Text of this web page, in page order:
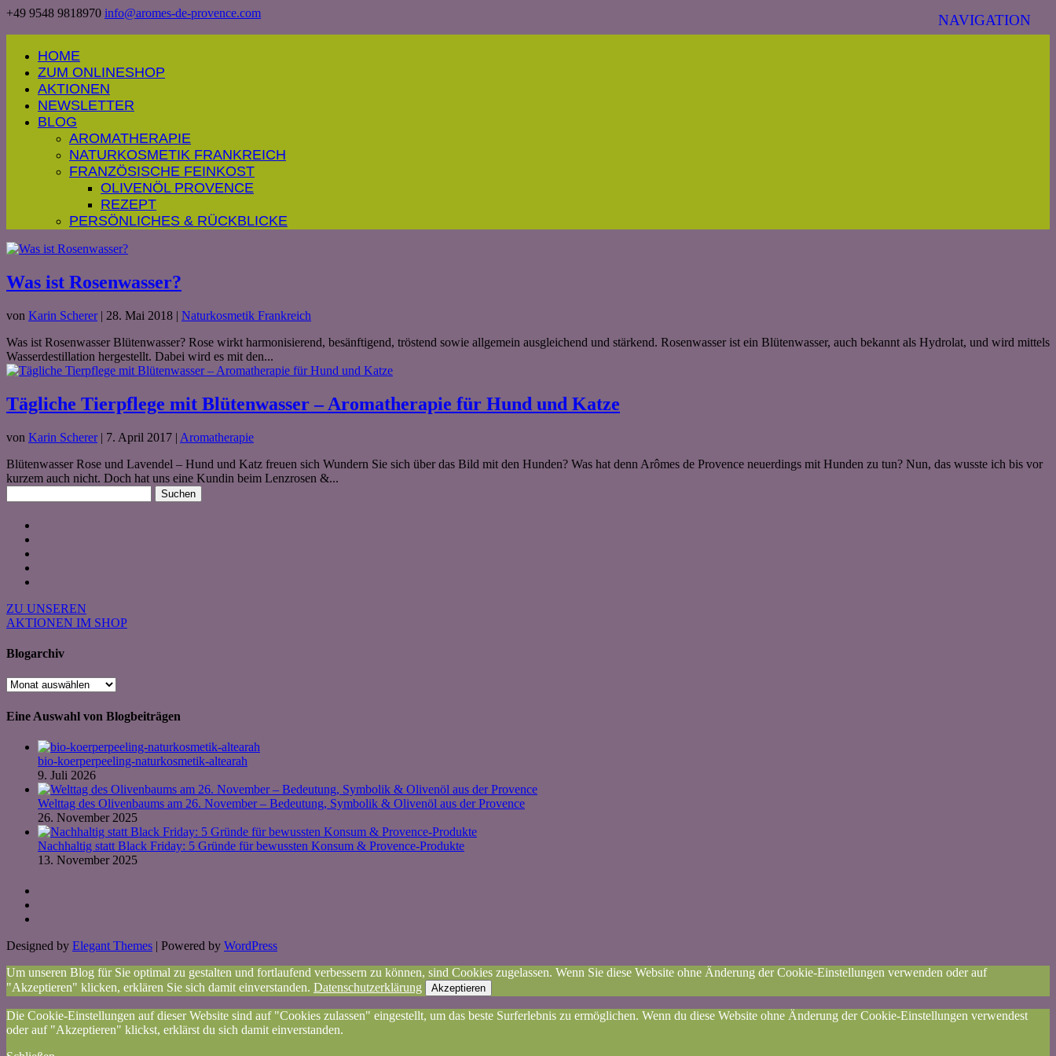
+49 9548 9818970 info@aromes-de-provence.com
HOME
ZUM ONLINESHOP
AKTIONEN
NEWSLETTER
BLOG
AROMATHERAPIE
NATURKOSMETIK FRANKREICH
FRANZÖSISCHE FEINKOST
OLIVENÖL PROVENCE
REZEPT
PERSÖNLICHES & RÜCKBLICKE
Was ist Rosenwasser?
von Karin Scherer| 28. Mai 2018 | Naturkosmetik Frankreich
Was ist Rosenwasser Blütenwasser? Rose wirkt harmonisierend, besänftigend, tröstend sowie allgemein ausgleichend und stärkend. Rosenwasser ist ein Blütenwasser, auch bekannt als Hydrolat, und wird mittels
Wasserdestillation hergestellt. Dabei wird es mit den...
Tägliche Tierpflege mit Blütenwasser – Aromatherapie für Hund und Katze
von Karin Scherer| 7. April 2017 | Aromatherapie
Blütenwasser Rose und Lavendel – Hund und Katz freuen sich Wundern Sie sich über das Bild mit den Hunden? Was hat denn Arômes de Provence neuerdings mit Hunden zu tun? Nun, das wusste ich bis vor
kurzem auch nicht. Doch hat uns eine Kundin beim Lenzrosen &...
nach:
ZU UNSEREN
AKTIONEN IM SHOP
Blogarchiv
Blogarchiv
Eine Auswahl von Blogbeiträgen
bio-koerperpeeling-naturkosmetik-altearah
9. Juli 2026
Welttag des Olivenbaums am 26. November – Bedeutung, Symbolik & Olivenöl aus der Provence
26. November 2025
Nachhaltig statt Black Friday: 5 Gründe für bewussten Konsum & Provence-Produkte
13. November 2025
Designed by Elegant Themes | Powered by WordPress
Um unseren Blog für Sie optimal zu gestalten und fortlaufend verbessern zu können, sind Cookies zugelassen. Wenn Sie diese Website ohne Änderung der Cookie-Einstellungen verwenden oder auf
"Akzeptieren" klicken, erklären Sie sich damit einverstanden. Datenschutzerklärung Akzeptieren
Die Cookie-Einstellungen auf dieser Website sind auf "Cookies zulassen" eingestellt, um das beste Surferlebnis zu ermöglichen. Wenn du diese Website ohne Änderung der Cookie-Einstellungen verwendest
oder auf "Akzeptieren" klickst, erklärst du sich damit einverstanden.